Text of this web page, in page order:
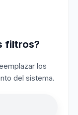
filtros?
los
del sistema.